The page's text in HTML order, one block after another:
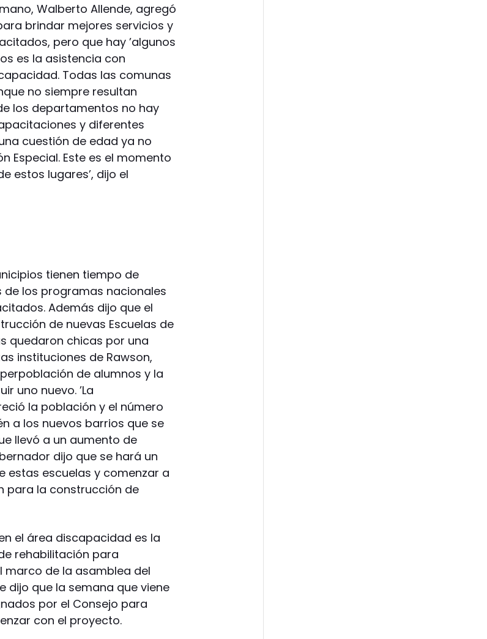
Walberto Allende, agregó
brindar mejores servicios y
pero que hay ’algunos
es la asistencia con
Todas las comunas
no siempre resultan
los departamentos no hay
y diferentes
cuestión de edad ya no
Especial. Este es el momento
estos lugares’, dijo el
tienen tiempo de
los programas nacionales
Además dijo que el
de nuevas Escuelas de
quedaron chicas por una
instituciones de Rawson,
de alumnos y la
uno nuevo. ’La
la población y el número
a los nuevos barrios que se
llevó a un aumento de
dijo que se hará un
estas escuelas y comenzar a
para la construcción de
el área discapacidad es la
rehabilitación para
de la asamblea del
dijo que la semana que viene
por el Consejo para
con el proyecto.